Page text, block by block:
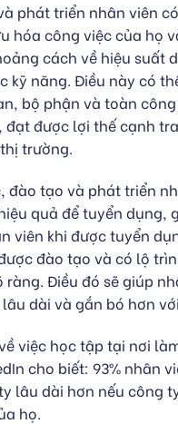
phát triển nhân viên
hóa công việc của họ
cách về hiệu suất
kỹ năng. Điều này có
bộ phận và toàn
đạt được lợi thế cạnh
trường.
đào tạo và phát triển
quả để tuyển dụng,
viên khi được tuyển
đào tạo và có lộ
ràng. Điều đó sẽ giúp
dài và gắn bó hơn
việc học tập tại nơi
cho biết: 93% nhân
lâu dài hơn nếu công
họ.